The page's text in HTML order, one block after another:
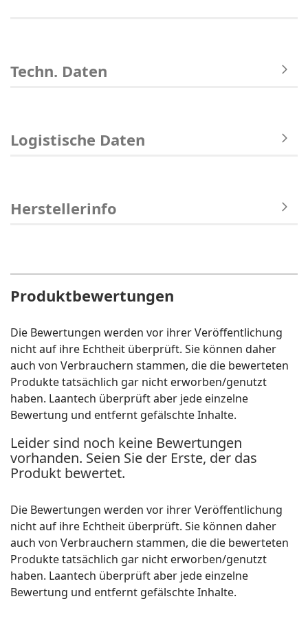
Techn. Daten
Logistische Daten
Herstellerinfo
Produktbewertungen
Die Bewertungen werden vor ihrer Veröffentlichung
nicht auf ihre Echtheit überprüft. Sie können daher
auch von Verbrauchern stammen, die die bewerteten
Produkte tatsächlich gar nicht erworben/genutzt
haben. Laantech überprüft aber jede einzelne
Bewertung und entfernt gefälschte Inhalte.
Leider sind noch keine Bewertungen
vorhanden. Seien Sie der Erste, der das
Produkt bewertet.
Die Bewertungen werden vor ihrer Veröffentlichung
nicht auf ihre Echtheit überprüft. Sie können daher
auch von Verbrauchern stammen, die die bewerteten
Produkte tatsächlich gar nicht erworben/genutzt
haben. Laantech überprüft aber jede einzelne
Bewertung und entfernt gefälschte Inhalte.